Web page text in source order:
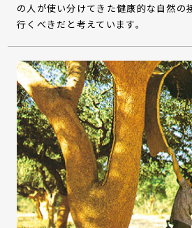
の人が使い分けてきた健康的な自然の
行くべきだと考えています。